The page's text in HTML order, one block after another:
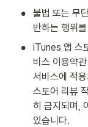
•
불법 또는 무
반하는 행위
•
iTunes 앱 스
비스 이용약
서비스에 적
스토어 리뷰
히 금지되며,
있습니다.